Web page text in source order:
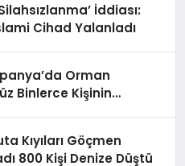
İddiası:
Cihad Yalanladı
Orman
Binlerce Kişinin
Kıyıları Göçmen
800 Kişi Denize Düştü